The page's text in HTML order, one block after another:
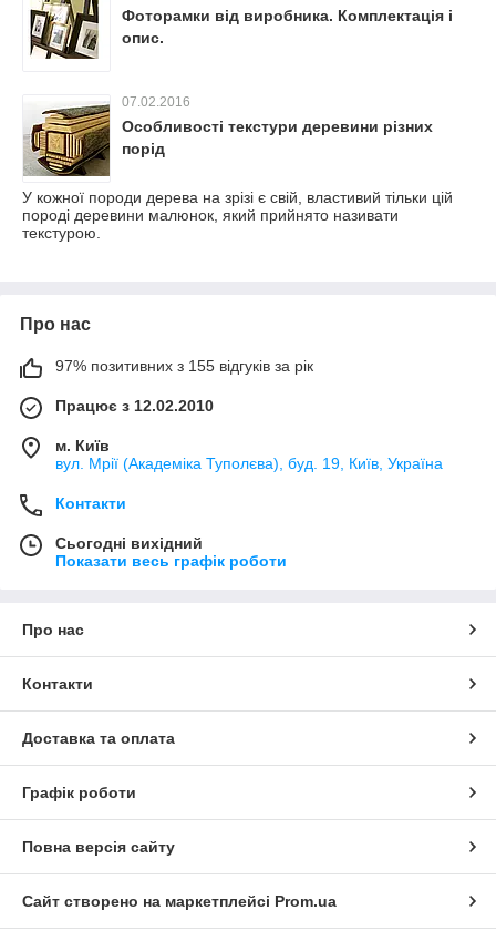
Фоторамки від виробника. Комплектація і
опис.
07.02.2016
Особливості текстури деревини різних
порід
У кожної породи дерева на зрізі є свій, властивий тільки цій
породі деревини малюнок, який прийнято називати
текстурою.
Про нас
97% позитивних з 155 відгуків за рік
Працює з 12.02.2010
м. Київ
вул. Мрії (Академіка Туполєва), буд. 19, Київ, Україна
Контакти
Сьогодні вихідний
Показати весь графік роботи
Про нас
Контакти
Доставка та оплата
Графік роботи
Повна версія сайту
Сайт створено на маркетплейсі Prom.ua